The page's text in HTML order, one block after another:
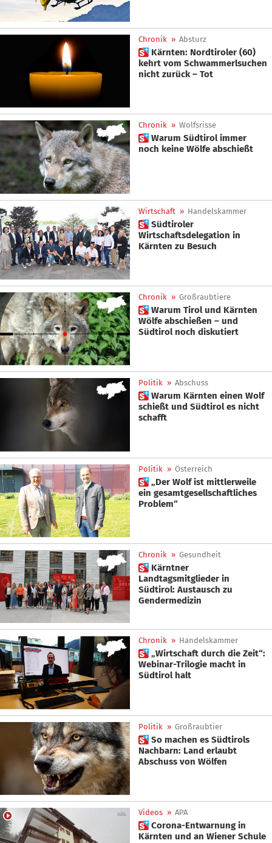
Chronik » Absturz
 Kärnten: Nordtiroler (60)
kehrt vom Schwammerlsuchen
nicht zurück – Tot
Chronik » Wolfsrisse
 Warum Südtirol immer
noch keine Wölfe abschießt
Wirtschaft » Handelskammer
 Südtiroler
Wirtschaftsdelegation in
Kärnten zu Besuch
Chronik » Großraubtiere
 Warum Tirol und Kärnten
Wölfe abschießen – und
Südtirol noch diskutiert
Politik » Abschuss
 Warum Kärnten einen Wolf
schießt und Südtirol es nicht
schafft
Politik » Österreich
 „Der Wolf ist mittlerweile
ein gesamtgesellschaftliches
Problem“
Chronik » Gesundheit
 Kärntner
Landtagsmitglieder in
Südtirol: Austausch zu
Gendermedizin
Chronik » Handelskammer
 „Wirtschaft durch die Zeit“:
Webinar-Trilogie macht in
Südtirol halt
Politik » Großraubtier
 So machen es Südtirols
Nachbarn: Land erlaubt
Abschuss von Wölfen
Videos » APA
 Corona-Entwarnung in
Kärnten und an Wiener Schule